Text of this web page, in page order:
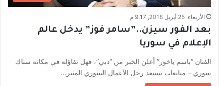
الأربعاء, 25 أبريل 2018, 9:17 م
بعد الفور سيزن..”سامر فوز” يدخل عالم
الإعلام في سوريا
الفنان “باسم ياخور” أعلن الخبر من “دبي”، فهل تفاؤله في مكانه سناك
سوري – متابعات يستعد رجل الأعمال السوري المثير…